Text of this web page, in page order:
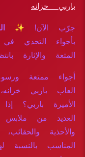
باربي خزانه
جرّب الآن! ✨
بأجواء التحدي
المتعة والإثارة
أجواء ممتعة
العاب باربي
الأميرة باربي؟
العديد من ملابس
والأحذية
المناسب بالنسبة